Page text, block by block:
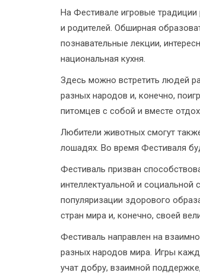
На Фестивале игровые
и родителей. Обширная
познавательные лекции,
национальная кухня.
Здесь можно встретить людей
разных народов и, конечно,
питомцев с собой и вместе
Любители животных смогут
лошадях. Во время Фестиваля
Фестиваль призван
интеллектуальной и
популяризации здорового
стран мира и, конечно, своей
Фестиваль направлен на
разных народов мира. Игры
учат добру, взаимной